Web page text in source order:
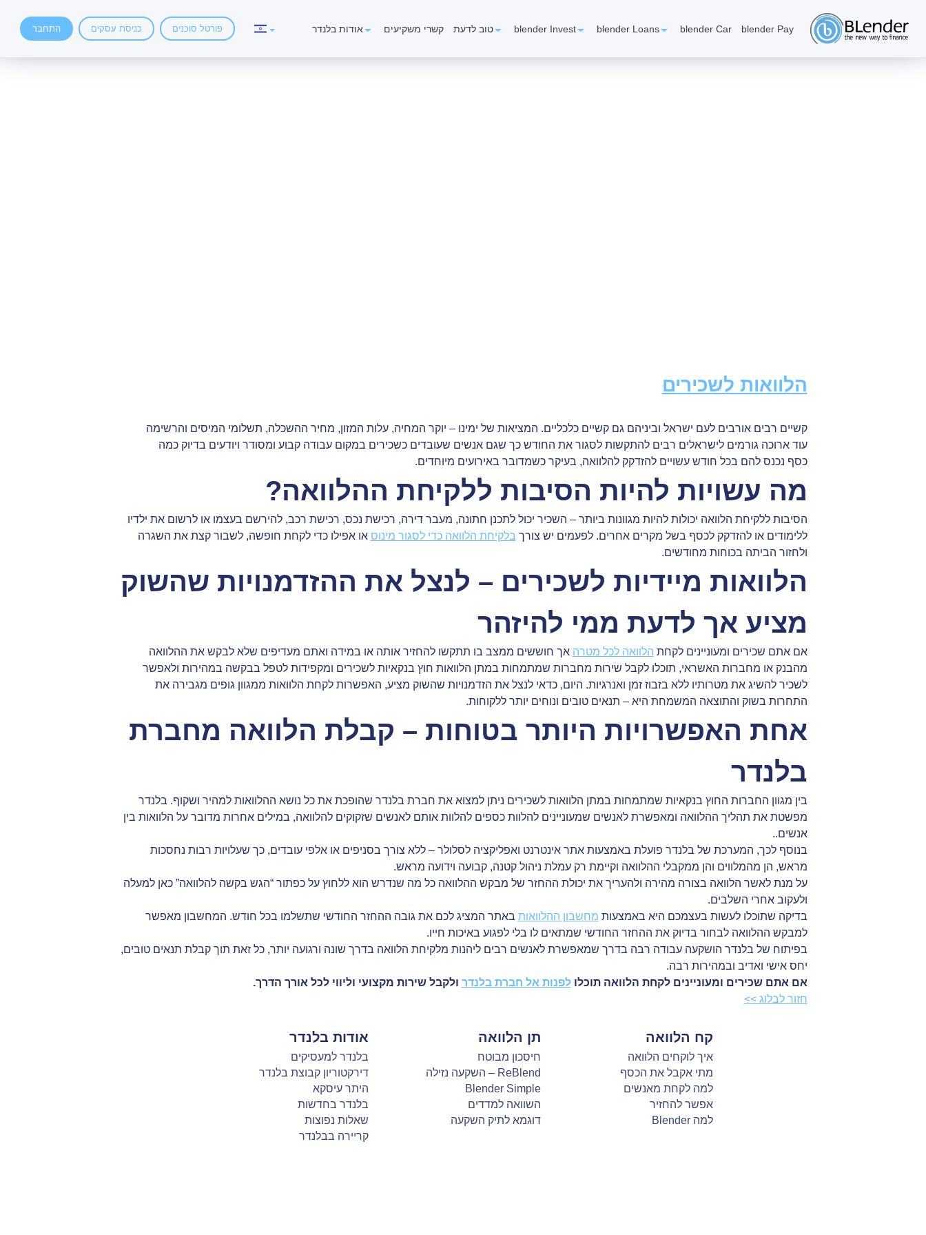
blender Pay
blender Car
blender Loans
blender Invest טוב לדעת קשרי משקיעים אודות בלנדר פורטל סוכנים כניסת עסקים התחבר
הלוואות לשכירים
קשיים רבים אורבים לעם ישראל וביניהם גם קשיים כלכליים. המציאות של ימינו – יוקר המחיה, עלות המזון, מחיר ההשכלה, תשלומי המיסים והרשימה
עוד ארוכה גורמים לישראלים רבים להתקשות לסגור את החודש כך שגם אנשים שעובדים כשכירים במקום עבודה קבוע ומסודר ויודעים בדיוק כמה
כסף נכנס להם בכל חודש עשויים להזדקק להלוואה, בעיקר כשמדובר באירועים מיוחדים.
מה עשויות להיות הסיבות ללקיחת ההלוואה?
הסיבות ללקיחת הלוואה יכולות להיות מגוונות ביותר – השכיר יכול לתכנן חתונה, מעבר דירה, רכישת נכס, רכישת רכב, להירשם בעצמו או לרשום את ילדיו
ללימודים או להזדקק לכסף בשל מקרים אחרים. לפעמים יש צורך בלקיחת הלוואה כדי לסגור מינוס או אפילו כדי לקחת חופשה, לשבור קצת את השגרה
ולחזור הביתה בכוחות מחודשים.
הלוואות מיידיות לשכירים – לנצל את ההזדמנויות שהשוק
מציע אך לדעת ממי להיזהר
אם אתם שכירים ומעוניינים לקחת הלוואה לכל מטרה אך חוששים ממצב בו תתקשו להחזיר אותה או במידה ואתם מעדיפים שלא לבקש את ההלוואה
מהבנק או מחברות האשראי, תוכלו לקבל שירות מחברות שמתמחות במתן הלוואות חוץ בנקאיות לשכירים ומקפידות לטפל בבקשה במהירות ולאפשר
לשכיר להשיג את מטרותיו ללא בזבוז זמן ואנרגיות. היום, כדאי לנצל את הזדמנויות שהשוק מציע, האפשרות לקחת הלוואות ממגוון גופים מגבירה את
התחרות בשוק והתוצאה המשמחת היא – תנאים טובים ונוחים יותר ללקוחות.
אחת האפשרויות היותר בטוחות – קבלת הלוואה מחברת
בלנדר
בין מגוון החברות החוץ בנקאיות שמתמחות במתן הלוואות לשכירים ניתן למצוא את חברת בלנדר שהופכת את כל נושא ההלוואות למהיר ושקוף. בלנדר
מפשטת את תהליך ההלוואה ומאפשרת לאנשים שמעוניינים להלוות כספים להלוות אותם לאנשים שזקוקים להלוואה, במילים אחרות מדובר על הלוואות בין
אנשים..
בנוסף לכך, המערכת של בלנדר פועלת באמצעות אתר אינטרנט ואפליקציה לסלולר – ללא צורך בסניפים או אלפי עובדים, כך שעלויות רבות נחסכות
מראש, הן מהמלווים והן ממקבלי ההלוואה וקיימת רק עמלת ניהול קטנה, קבועה וידועה מראש.
על מנת לאשר הלוואה בצורה מהירה ולהעריך את יכולת ההחזר של מבקש ההלוואה כל מה שנדרש הוא ללחוץ על כפתור “הגש בקשה להלוואה” כאן למעלה
ולעקוב אחרי השלבים.
בדיקה שתוכלו לעשות בעצמכם היא באמצעות מחשבון ההלוואות באתר המציג לכם את גובה ההחזר החודשי שתשלמו בכל חודש. המחשבון מאפשר
למבקש ההלוואה לבחור בדיוק את ההחזר החודשי שמתאים לו בלי לפגוע באיכות חייו.
בפיתוח של בלנדר הושקעה עבודה רבה בדרך שמאפשרת לאנשים רבים ליהנות מלקיחת הלוואה בדרך שונה ורגועה יותר, כל זאת תוך קבלת תנאים טובים,
יחס אישי ואדיב ובמהירות רבה.
אם אתם שכירים ומעוניינים לקחת הלוואה תוכלולפנות אל חברת בלנדר ולקבל שירות מקצועי וליווי לכל אורך הדרך.
חזור לבלוג >>
קח הלוואה
איך לוקחים הלוואה
מתי אקבל את הכסף
למה לקחת מאנשים
אפשר להחזיר
למה Blender
תן הלוואה
חיסכון מבוטח
ReBlend – השקעה נזילה
Blender Simple
השוואה למדדים
דוגמא לתיק השקעה
אודות בלנדר
בלנדר למעסיקים
דירקטוריון קבוצת בלנדר
היתר עיסקא
בלנדר בחדשות
שאלות נפוצות
קריירה בבלנדר
לסוף
הלוואות